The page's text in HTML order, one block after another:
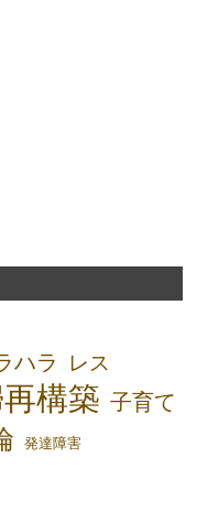
ハラ レス
構築 子育て
発達障害